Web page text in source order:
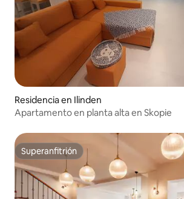
Residencia en Ilinden
Apartamento en planta alta en Skopie
Superanfitrión
Superanfitrión